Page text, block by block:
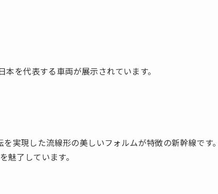
を代表する車両が展示されています。
実現した流線形の美しいフォルムが特徴の新幹線です。
魅了しています。